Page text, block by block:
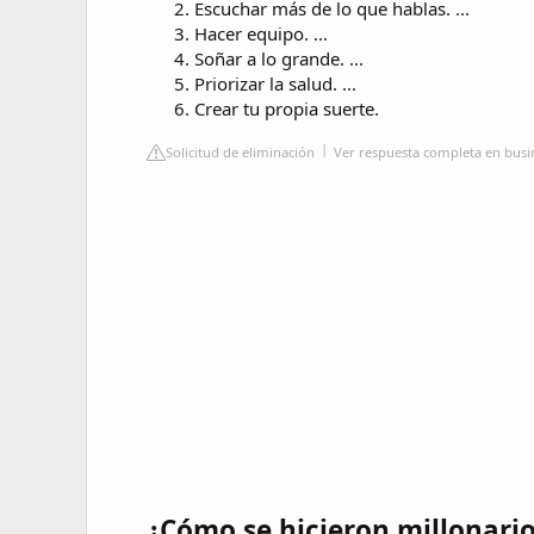
Escuchar más de lo que hablas. ...
Hacer equipo. ...
Soñar a lo grande. ...
Priorizar la salud. ...
Crear tu propia suerte.
Solicitud de eliminación Ver respuesta completa en